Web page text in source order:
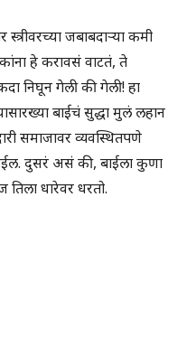
स्त्रीवरच्या जबाबदाऱ्या कमी
हे करावसं वाटतं, ते
निघून गेली की गेली! हा
बाईचं सुद्धा मुलं लहान
समाजावर व्यवस्थितपणे
दुसरं असं की, बाईला कुणा
धारेवर धरतो.